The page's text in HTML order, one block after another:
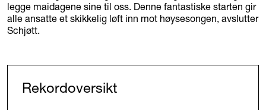
legge maidagene sine til oss. Denne fantastiske starten gir
alle ansatte et skikkelig løft inn mot høysesongen, avslutter
Schjøtt.
Rekordoversikt